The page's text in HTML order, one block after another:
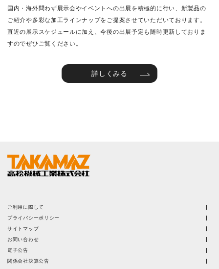
国内・海外問わず展示会やイベントへの出展を積極的に行い、新製品の
ご紹介や多彩な加工ラインナップをご提案させていただいております。
直近の展示スケジュールに加え、今後の出展予定も随時更新しておりま
すのでぜひご覧ください。
詳しくみる
ご利用に際して
プライバシーポリシー
サイトマップ
お問い合わせ
電子公告
関係会社決算公告